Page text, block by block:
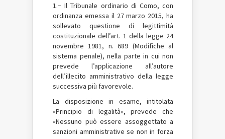
1.− Il Tribunale ordinario di Como, con
ordinanza emessa il 27 marzo 2015, ha
sollevato questione di legittimità
costituzionale dell’art. 1 della legge 24
novembre 1981, n. 689 (Modifiche al
sistema penale), nella parte in cui non
prevede l’applicazione all’autore
dell’illecito amministrativo della legge
successiva più favorevole.
La disposizione in esame, intitolata
«Principio di legalità», prevede che
«Nessuno può essere assoggettato a
sanzioni amministrative se non in forza